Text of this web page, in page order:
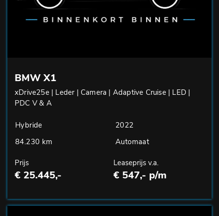
BMW X1
xDrive25e | Leder | Camera | Adaptive Cruise | LED |
PDC V & A
Hybride
2022
84.230 km
Automaat
Prijs
€ 25.445,-
Leaseprijs v.a.
€ 547,- p/m